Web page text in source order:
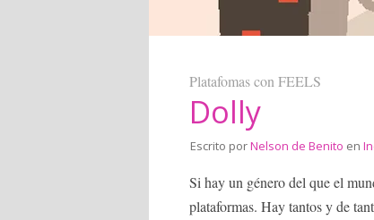
Platafomas con FEELS
Dolly
Escrito porNelson de Benito en
Si hay un género del que el
plataformas. Hay tantos y de